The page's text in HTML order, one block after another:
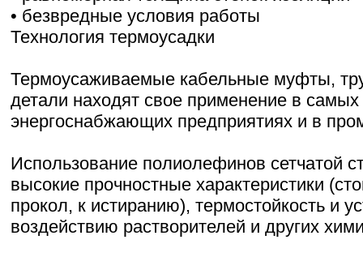
• безвредные условия работы
Технология термоусадки
Термоусаживаемые кабельные муфты,
детали находят свое применение в
энергоснабжающих предприятиях и в
Использование полиолефинов сетчатой
высокие прочностные характеристики
прокол, к истиранию), термостойкость и
воздействию растворителей и других